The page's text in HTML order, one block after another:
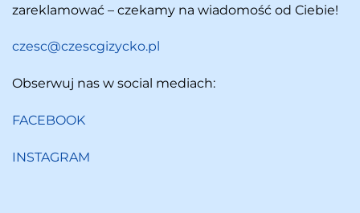
zareklamować – czekamy na wiadomość od Ciebie!
czesc@czescgizycko.pl
Obserwuj nas w social mediach:
FACEBOOK
INSTAGRAM